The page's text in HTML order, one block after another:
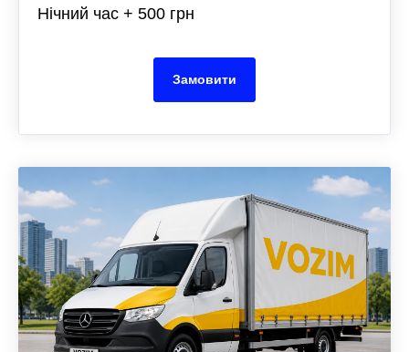
Нічний час + 500 грн
Замовити